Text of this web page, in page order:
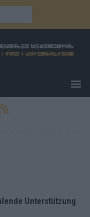
Unterstützung